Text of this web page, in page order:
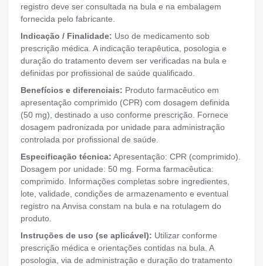
registro deve ser consultada na bula e na embalagem
fornecida pelo fabricante.
Indicação / Finalidade: Uso de medicamento sob
prescrição médica. A indicação terapêutica, posologia e
duração do tratamento devem ser verificadas na bula e
definidas por profissional de saúde qualificado.
Benefícios e diferenciais: Produto farmacêutico em
apresentação comprimido (CPR) com dosagem definida
(50 mg), destinado a uso conforme prescrição. Fornece
dosagem padronizada por unidade para administração
controlada por profissional de saúde.
Especificação técnica: Apresentação: CPR (comprimido).
Dosagem por unidade: 50 mg. Forma farmacêutica:
comprimido. Informações completas sobre ingredientes,
lote, validade, condições de armazenamento e eventual
registro na Anvisa constam na bula e na rotulagem do
produto.
Instruções de uso (se aplicável): Utilizar conforme
prescrição médica e orientações contidas na bula. A
posologia, via de administração e duração do tratamento